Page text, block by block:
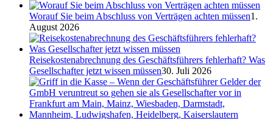
Worauf Sie beim Abschluss von Verträgen achten müssen1.
August 2026
Reisekostenabrechnung des Geschäftsführers fehlerhaft? Was
Gesellschafter jetzt wissen müssen30. Juli 2026